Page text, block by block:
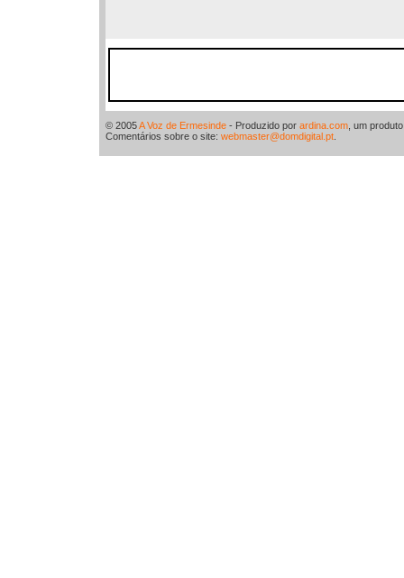
© 2005A Voz de Ermesinde - Produzido por ardina.com , um
Comentários sobre o site: webmaster@domdigital.pt